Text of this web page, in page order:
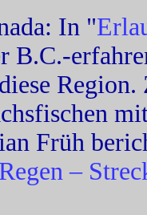
In "
B.C.-
Früh
–